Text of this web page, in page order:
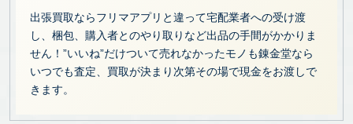
出張買取ならフリマアプリと違って宅配業者への受け渡
し、梱包、購入者とのやり取りなど出品の手間がかかりま
せん！”いいね”だけついて売れなかったモノも錬金堂なら
いつでも査定、買取が決まり次第その場で現金をお渡しで
きます。